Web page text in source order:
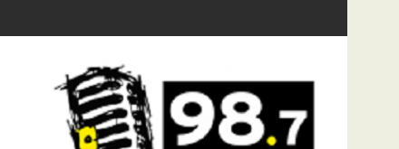
Αώου